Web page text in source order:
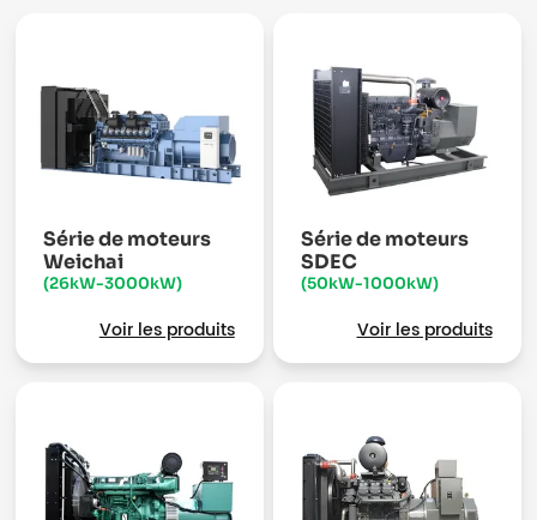
Série de moteurs
Weichai
(26kW-3000kW)
Voir les produits
Série de moteurs
SDEC
(50kW-1000kW)
Voir les produits